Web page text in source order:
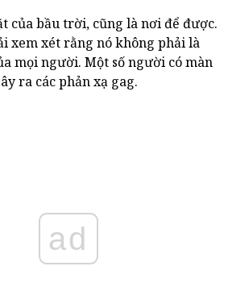
của bầu trời, cũng là nơi để được.
xem xét rằng nó không phải là
mọi người. Một số người có màn
ra các phản xạ gag.
ad